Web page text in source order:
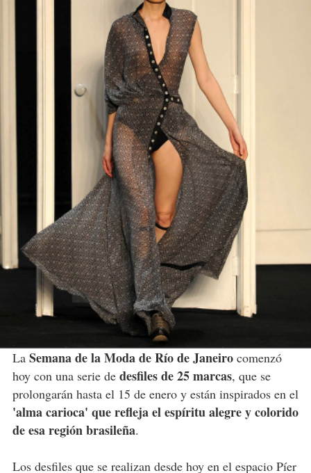
La Semana de la Moda de Río de Janeirocomenzó
hoy con una serie de desfiles de 25 marcas, que se
prolongarán hasta el 15 de enero y están inspirados en el
'alma carioca' que refleja el espíritu alegre y colorido
de esa región brasileña.
Los desfiles que se realizan desde hoy en el espacio Píer